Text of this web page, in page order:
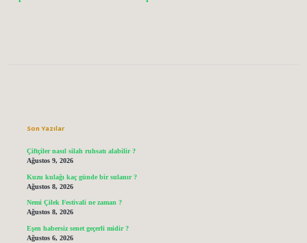
Son Yazılar
Çiftçiler nasıl silah ruhsatı alabilir ?
Ağustos 9, 2026
Kuzu kulağı kaç günde bir sulanır ?
Ağustos 8, 2026
Nemi Çilek Festivali ne zaman ?
Ağustos 8, 2026
Eşen habersiz senet geçerli midir ?
Ağustos 6, 2026